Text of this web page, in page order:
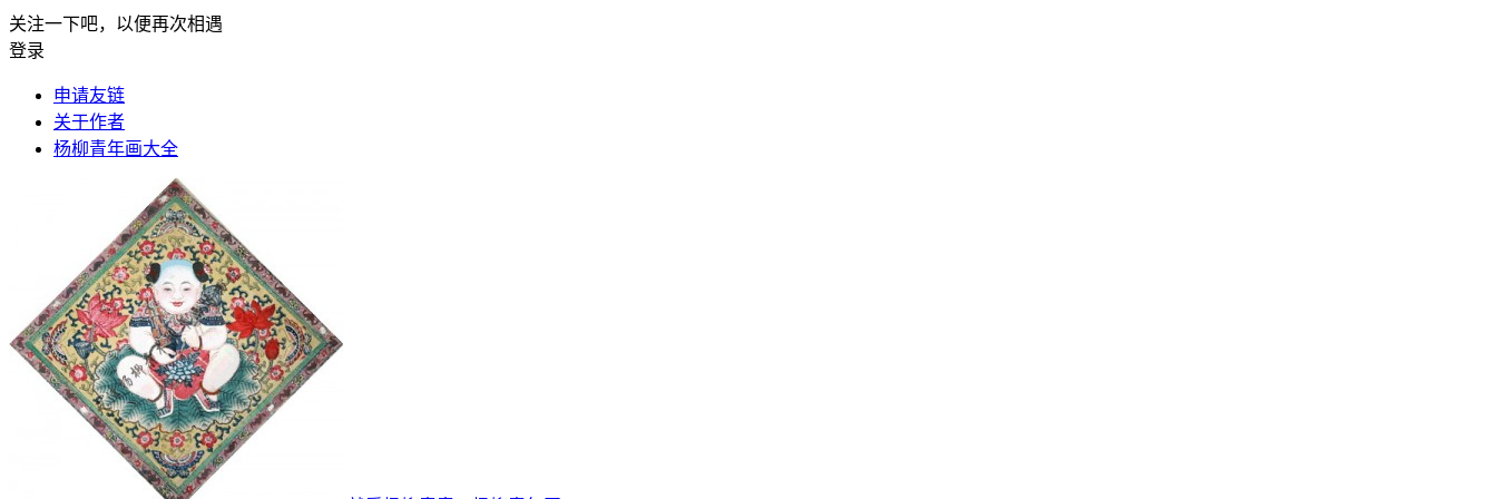
关注一下吧，以便再次相遇
登录
申请友链
关于作者
杨柳青年画大全